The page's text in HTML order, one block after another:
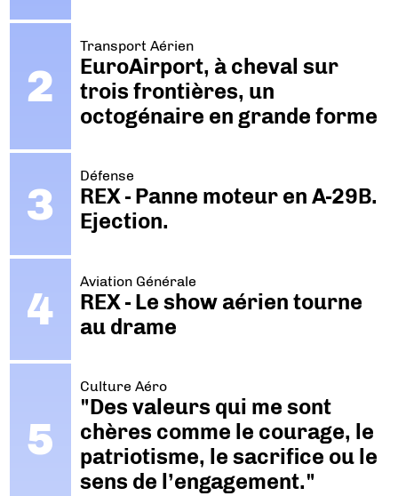
Transport Aérien
EuroAirport, à cheval sur
trois frontières, un
octogénaire en grande forme
Défense
REX - Panne moteur en A-29B.
Ejection.
Aviation Générale
REX - Le show aérien tourne
au drame
Culture Aéro
"Des valeurs qui me sont
chères comme le courage, le
patriotisme, le sacrifice ou le
sens de l’engagement."